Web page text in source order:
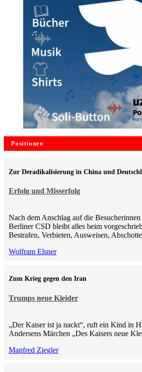
Positionen
Erfolg und Misserfolg
Zur Deradikalisierung in China und
Nach dem Anschlag auf die
Berliner CSD bleibt alles beim
Bestrafen, Verbieten, Ausweisen,
Wolfram Elsner
Trumps neue Kleider
Zum Krieg gegen den Iran
„Der Kaiser ist ja nackt“, ruft ein Kind in
Andersens Märchen „Des Kaisers neue
Manfred Ziegler